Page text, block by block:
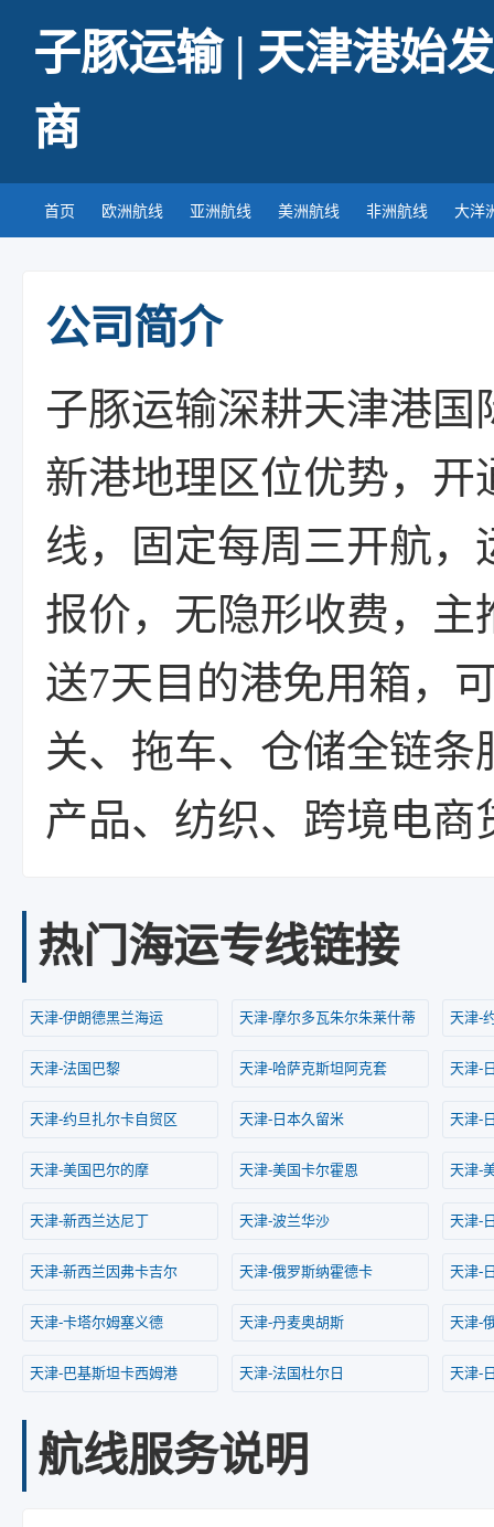
子豚运输 | 天津港始
商
首页 欧洲航线 亚洲航线 美洲航线 非洲航线 大洋
公司简介
子豚运输深耕天津港
新港地理区位优势，
线，固定每周三开航，
报价，无隐形收费，
送7天目的港免用箱，
关、拖车、仓储全链
产品、纺织、跨境电商
热门海运专线链接
天津-伊朗德黑兰海运 天津-摩尔多瓦朱尔朱莱什蒂 天津-
天津-法国巴黎 天津-哈萨克斯坦阿克套 天津-
天津-约旦扎尔卡自贸区 天津-日本久留米 天津-
天津-美国巴尔的摩 天津-美国卡尔霍恩 天津-
天津-新西兰达尼丁 天津-波兰华沙 天津-
天津-新西兰因弗卡吉尔 天津-俄罗斯纳霍德卡 天津-
天津-卡塔尔姆塞义德 天津-丹麦奥胡斯 天津-
天津-巴基斯坦卡西姆港 天津-法国杜尔日 天津-
航线服务说明